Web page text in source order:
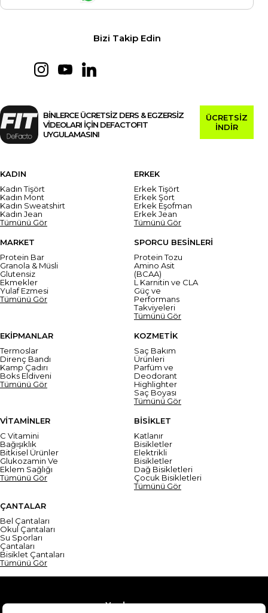
Bizi Takip Edin
BİNLERCE ÜCRETSİZ DERS & EGZERSİZ
VİDEOLARI İÇİN DEFACTOFIT
UYGULAMASINI
ÜCRETSİZ
İNDİR
KADIN
Kadın Tişört
Kadın Mont
Kadın Sweatshirt
Kadın Jean
Tümünü Gör
ERKEK
Erkek Tişört
Erkek Şort
Erkek Eşofman
Erkek Jean
Tümünü Gör
MARKET
Protein Bar
Granola & Müsli
Glutensiz
Ekmekler
Yulaf Ezmesi
Tümünü Gör
SPORCU BESİNLERİ
Protein Tozu
Amino Asit
(BCAA)
L Karnitin ve CLA
Güç ve
Performans
Takviyeleri
Tümünü Gör
EKİPMANLAR
Termoslar
Direnç Bandı
Kamp Çadırı
Boks Eldiveni
Tümünü Gör
KOZMETİK
Saç Bakım
Ürünleri
Parfüm ve
Deodorant
Highlighter
Saç Boyası
Tümünü Gör
VİTAMİNLER
C Vitamini
Bağışıklık
Bitkisel Ürünler
Glukozamin Ve
Eklem Sağlığı
Tümünü Gör
BİSİKLET
Katlanır
Bisikletler
Elektrikli
Bisikletler
Dağ Bisikletleri
Çocuk Bisikletleri
Tümünü Gör
ÇANTALAR
Bel Çantaları
Okul Çantaları
Su Sporları
Çantaları
Bisiklet Çantaları
Tümünü Gör
Yardım